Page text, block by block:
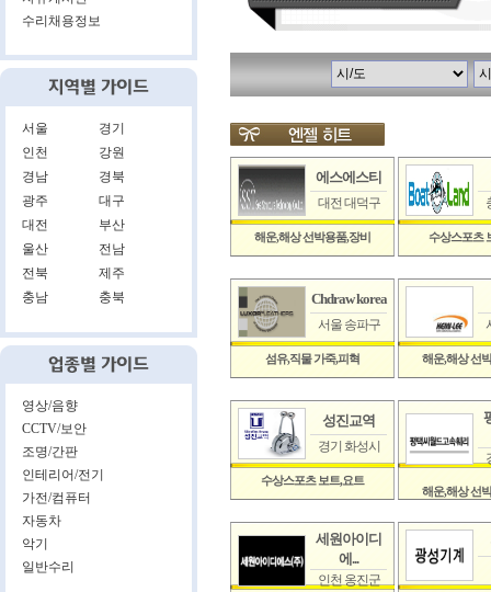
수리채용정보
서울
경기
인천
강원
경남
경북
광주
대구
대전
부산
울산
전남
전북
제주
충남
충북
영상/음향
CCTV/보안
조명/간판
인테리어/전기
가전/컴퓨터
자동차
악기
일반수리
에스에스티
대전 대덕구
해운,해상 선박용품,장비 수상스포츠
Chdraw korea
서울 송파구
섬유,직물 가죽,피혁 해운,해상 선
성진교역
경기 화성시
수상스포츠 보트,요트
해운,해상 선
세원아이디
에...
인천 옹진군